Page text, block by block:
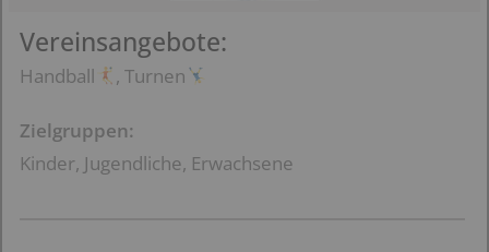
Vereinsangebote:
Handball , Turnen
Zielgruppen:
Kinder, Jugendliche, Erwachsene